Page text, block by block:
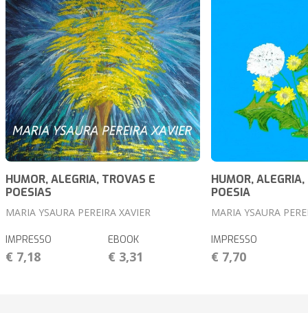
HUMOR, ALEGRIA, TROVAS E
POESIAS
MARIA YSAURA PEREIRA XAVIER
IMPRESSO
€ 7,18
EBOOK
€ 3,31
HUMOR, ALEGRIA,
POESIA
MARIA YSAURA
IMPRESSO
€ 7,70